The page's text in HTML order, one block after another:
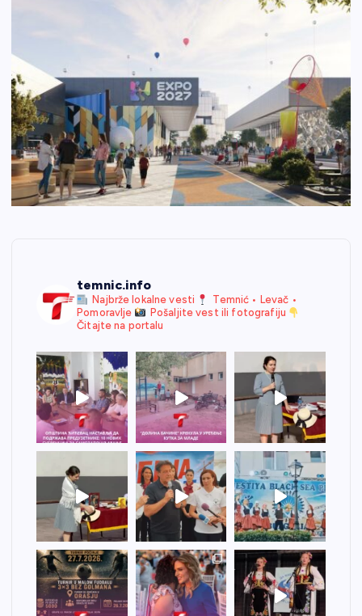
temnic.info
Najbrže lokalne vesti
Temnić • Levač •
Pomoravlje
Pošaljite vest ili fotografiju
Čitajte na portalu